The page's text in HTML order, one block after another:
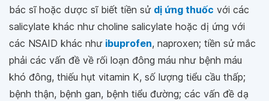
bác sĩ hoặc dược sĩ biết tiền sử dị ứng thuốc với các
salicylate khác như choline salicylate hoặc dị ứng với
các NSAID khác như ibuprofen, naproxen; tiền sử mắc
phải các vấn đề về rối loạn đông máu như bệnh máu
khó đông, thiếu hụt vitamin K, số lượng tiểu cầu thấp;
bệnh thận, bệnh gan, bệnh tiểu đường; các vấn đề dạ